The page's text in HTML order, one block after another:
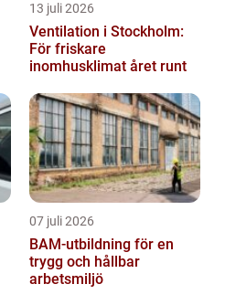
13 juli 2026
Ventilation i Stockholm:
För friskare
inomhusklimat året runt
07 juli 2026
BAM-utbildning för en
trygg och hållbar
arbetsmiljö